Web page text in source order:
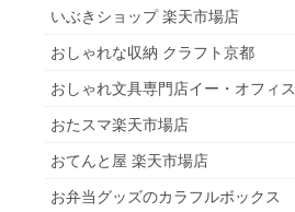
いぶきショップ 楽天市場店
おしゃれな収納 クラフト京都
おしゃれ文具専門店イー・オフィス
おたスマ楽天市場店
おてんと屋 楽天市場店
お弁当グッズのカラフルボックス